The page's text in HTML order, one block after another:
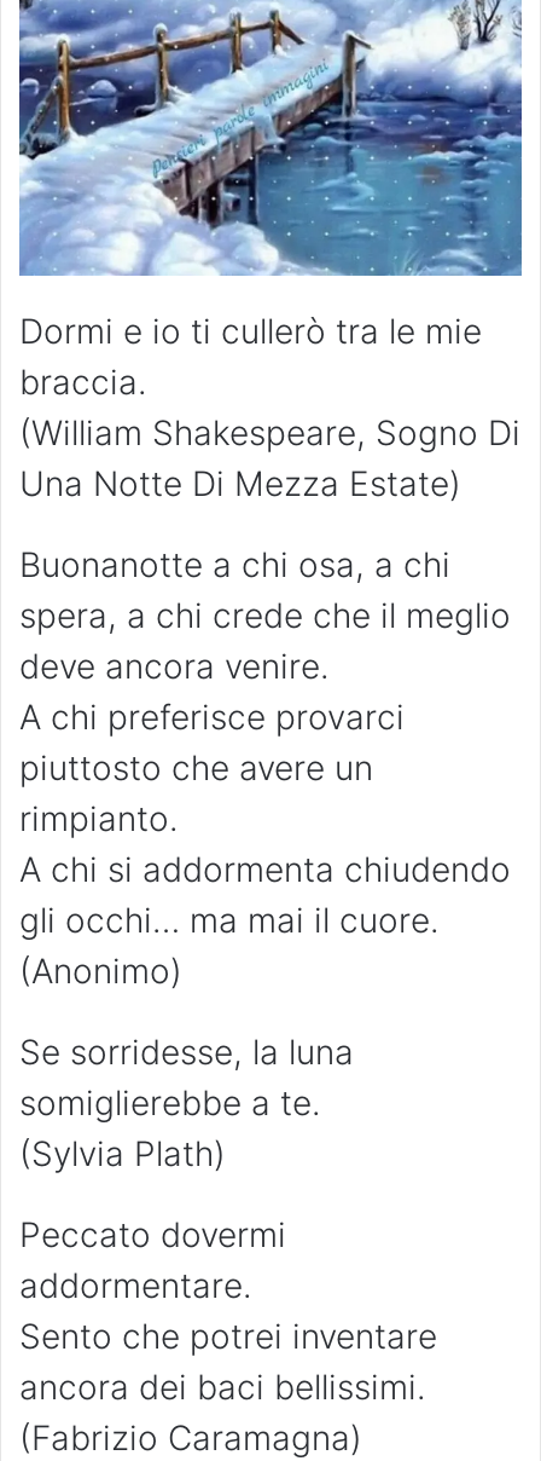
Dormi e io ti cullerò tra le mie
braccia.
(William Shakespeare, Sogno Di
Una Notte Di Mezza Estate)
Buonanotte a chi osa, a chi
spera, a chi crede che il meglio
deve ancora venire.
A chi preferisce provarci
piuttosto che avere un
rimpianto.
A chi si addormenta chiudendo
gli occhi… ma mai il cuore.
(Anonimo)
Se sorridesse, la luna
somiglierebbe a te.
(Sylvia Plath)
Peccato dovermi
addormentare.
Sento che potrei inventare
ancora dei baci bellissimi.
(Fabrizio Caramagna)